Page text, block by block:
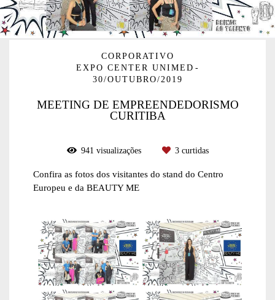
CORPORATIVO
EXPO CENTER UNIMED
30/OUTUBRO/2019
MEETING DE EMPREENDEDORISMO
CURITIBA
941 visualizações 3curtidas
Confira as fotos dos visitantes do stand do Centro
Europeu e da BEAUTY ME